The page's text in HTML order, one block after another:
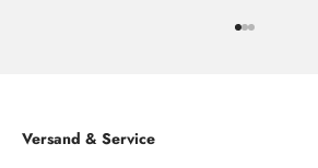
Versand & Service